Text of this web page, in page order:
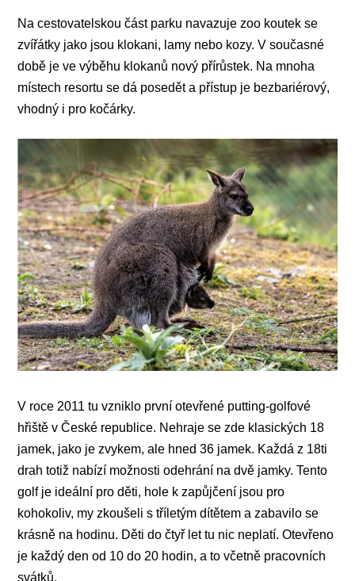
Na cestovatelskou část parku navazuje zoo koutek se
zvířátky jako jsou klokani, lamy nebo kozy. V současné
době je ve výběhu klokanů nový přírůstek. Na mnoha
místech resortu se dá posedět a přístup je bezbariérový,
vhodný i pro kočárky.
V roce 2011 tu vzniklo první otevřené putting-golfové
hřiště v České republice. Nehraje se zde klasických 18
jamek, jako je zvykem, ale hned 36 jamek. Každá z 18ti
drah totiž nabízí možnosti odehrání na dvě jamky. Tento
golf je ideální pro děti, hole k zapůjčení jsou pro
kohokoliv, my zkoušeli s tříletým dítětem a zabavilo se
krásně na hodinu. Děti do čtyř let tu nic neplatí. Otevřeno
je každý den od 10 do 20 hodin, a to včetně pracovních
svátků.